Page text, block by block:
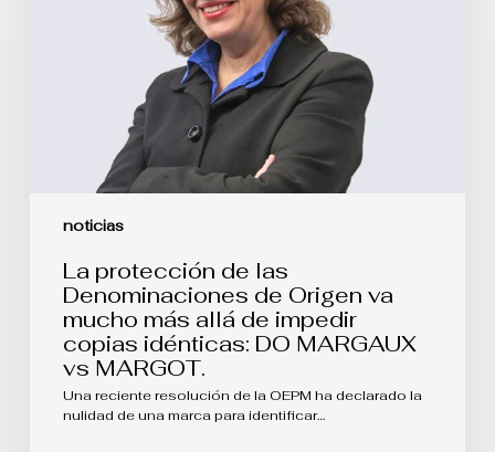
noticias
idénticas:
MARGAUX
MARGOT.
La protección de las
Denominaciones de Origen va
mucho más allá de impedir
copias idénticas: DO MARGAUX
vs MARGOT.
Una reciente resolución de la OEPM ha declarado la
nulidad de una marca para identificar…